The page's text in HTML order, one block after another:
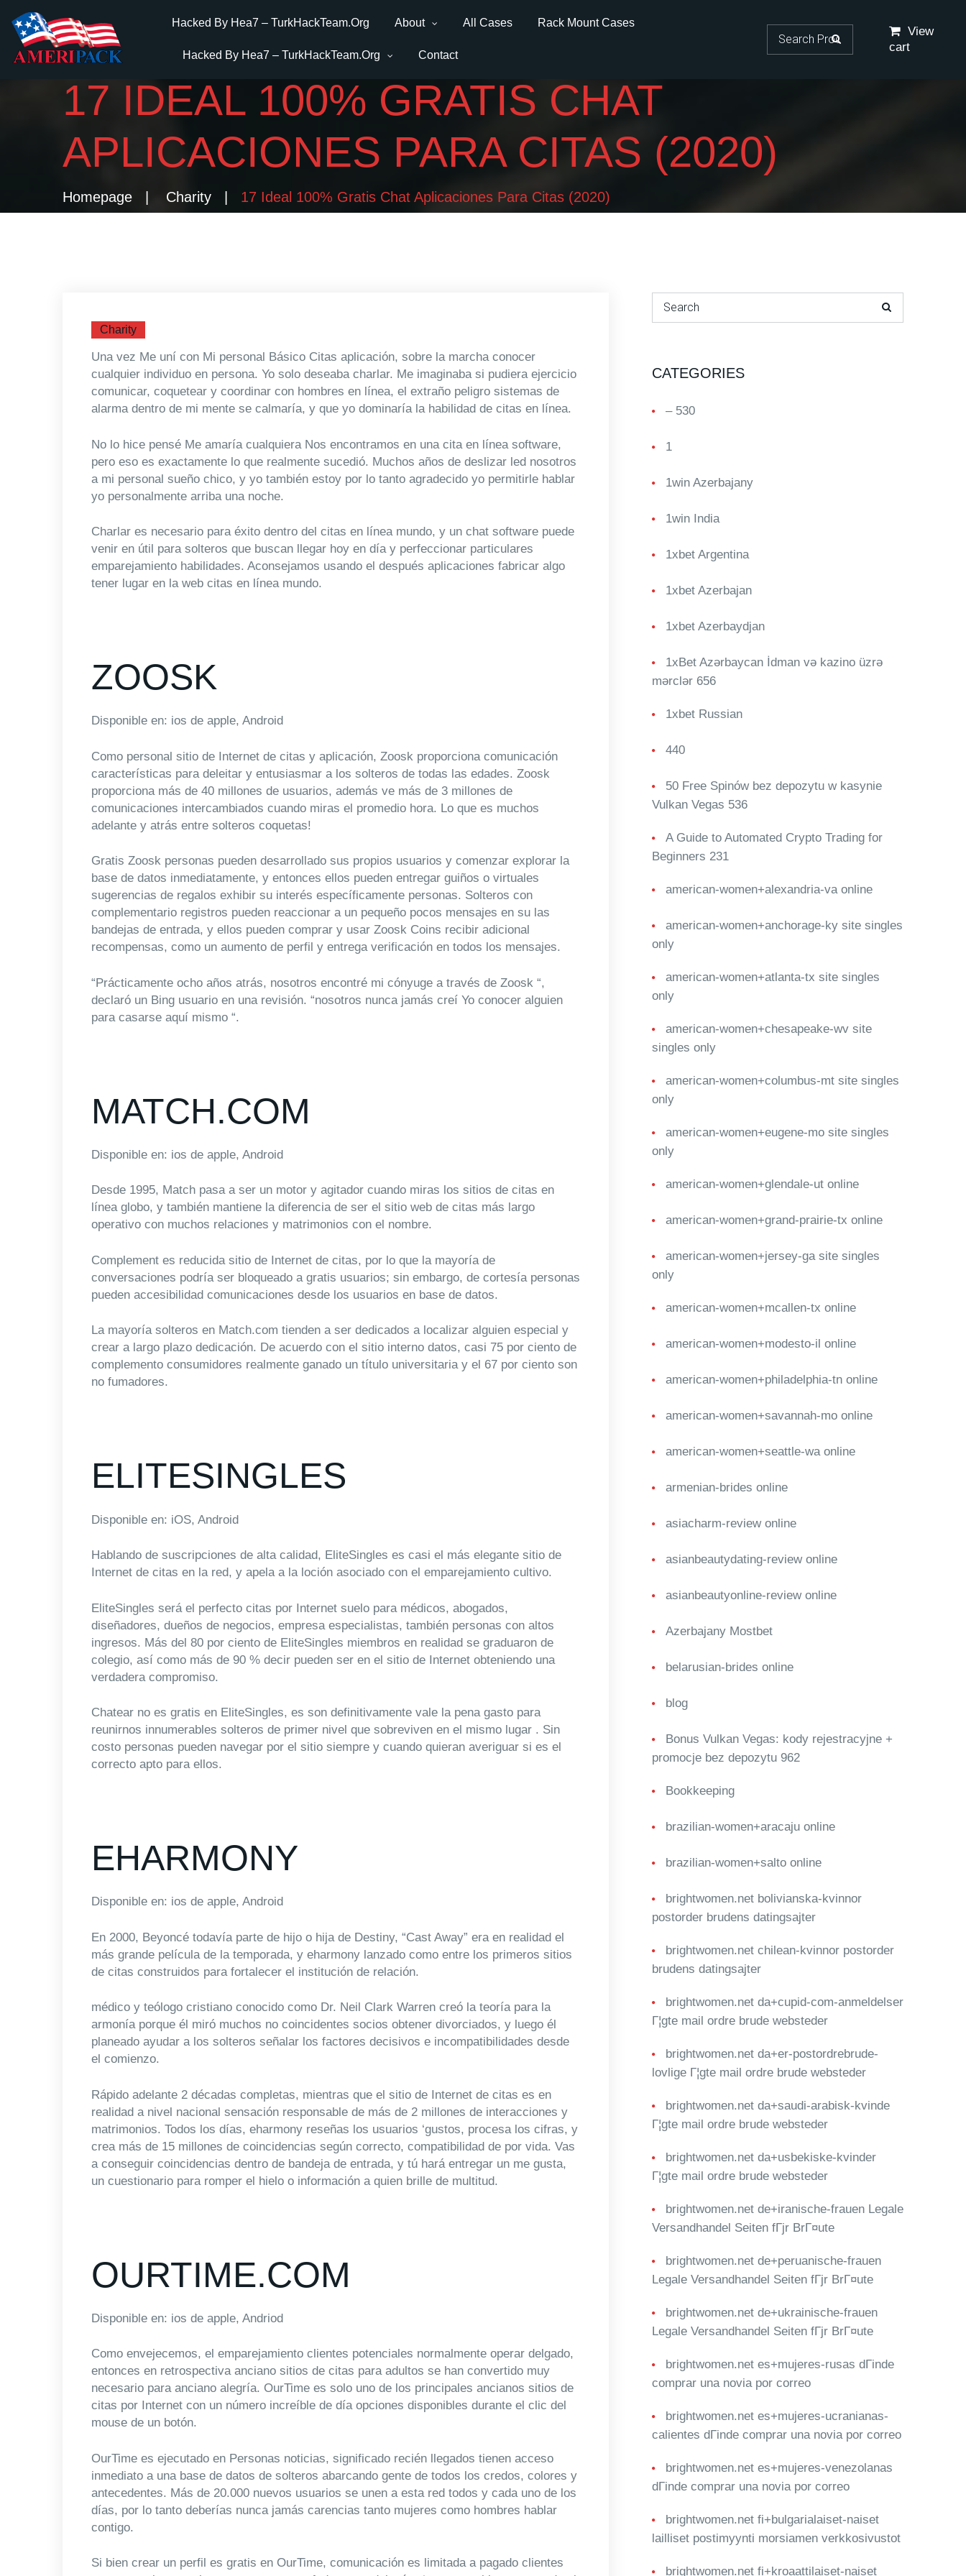
Hacked By Hea7 – TurkHackTeam.Org About All Cases Rack Mount Cases
Hacked By Hea7 – TurkHackTeam.Org Contact
Search for:
View
cart
17 IDEAL 100% GRATIS CHAT
APLICACIONES PARA CITAS (2020)
Homepage Charity 17 Ideal 100% Gratis Chat Aplicaciones Para Citas (2020)
Charity
Una vez Me uní con Mi personal Básico Citas aplicación, sobre la marcha conocer
cualquier individuo en persona. Yo solo deseaba charlar. Me imaginaba si pudiera ejercicio
comunicar, coquetear y coordinar con hombres en línea, el extraño peligro sistemas de
alarma dentro de mi mente se calmaría, y que yo dominaría la habilidad de citas en línea.
No lo hice pensé Me amaría cualquiera Nos encontramos en una cita en línea software,
pero eso es exactamente lo que realmente sucedió. Muchos años de deslizar led nosotros
a mi personal sueño chico, y yo también estoy por lo tanto agradecido yo permitirle hablar
yo personalmente arriba una noche.
Charlar es necesario para éxito dentro del citas en línea mundo, y un chat software puede
venir en útil para solteros que buscan llegar hoy en día y perfeccionar particulares
emparejamiento habilidades. Aconsejamos usando el después aplicaciones fabricar algo
tener lugar en la web citas en línea mundo.
ZOOSK
Disponible en: ios de apple, Android
Como personal sitio de Internet de citas y aplicación, Zoosk proporciona comunicación
características para deleitar y entusiasmar a los solteros de todas las edades. Zoosk
proporciona más de 40 millones de usuarios, además ve más de 3 millones de
comunicaciones intercambiados cuando miras el promedio hora. Lo que es muchos
adelante y atrás entre solteros coquetas!
Gratis Zoosk personas pueden desarrollado sus propios usuarios y comenzar explorar la
base de datos inmediatamente, y entonces ellos pueden entregar guiños o virtuales
sugerencias de regalos exhibir su interés específicamente personas. Solteros con
complementario registros pueden reaccionar a un pequeño pocos mensajes en su las
bandejas de entrada, y ellos pueden comprar y usar Zoosk Coins recibir adicional
recompensas, como un aumento de perfil y entrega verificación en todos los mensajes.
“Prácticamente ocho años atrás, nosotros encontré mi cónyuge a través de Zoosk “,
declaró un Bing usuario en una revisión. “nosotros nunca jamás creí Yo conocer alguien
para casarse aquí mismo “.
MATCH.COM
Disponible en: ios de apple, Android
Desde 1995, Match pasa a ser un motor y agitador cuando miras los sitios de citas en
línea globo, y también mantiene la diferencia de ser el sitio web de citas más largo
operativo con muchos relaciones y matrimonios con el nombre.
Complement es reducida sitio de Internet de citas, por lo que la mayoría de
conversaciones podría ser bloqueado a gratis usuarios; sin embargo, de cortesía personas
pueden accesibilidad comunicaciones desde los usuarios en base de datos.
La mayoría solteros en Match.com tienden a ser dedicados a localizar alguien especial y
crear a largo plazo dedicación. De acuerdo con el sitio interno datos, casi 75 por ciento de
complemento consumidores realmente ganado un título universitaria y el 67 por ciento son
no fumadores.
ELITESINGLES
Disponible en: iOS, Android
Hablando de suscripciones de alta calidad, EliteSingles es casi el más elegante sitio de
Internet de citas en la red, y apela a la loción asociado con el emparejamiento cultivo.
EliteSingles será el perfecto citas por Internet suelo para médicos, abogados,
diseñadores, dueños de negocios, empresa especialistas, también personas con altos
ingresos. Más del 80 por ciento de EliteSingles miembros en realidad se graduaron de
colegio, así como más de 90 % decir pueden ser en el sitio de Internet obteniendo una
verdadera compromiso.
Chatear no es gratis en EliteSingles, es son definitivamente vale la pena gasto para
reunirnos innumerables solteros de primer nivel que sobreviven en el mismo lugar . Sin
costo personas pueden navegar por el sitio siempre y cuando quieran averiguar si es el
correcto apto para ellos.
EHARMONY
Disponible en: ios de apple, Android
En 2000, Beyoncé todavía parte de hijo o hija de Destiny, “Cast Away” era en realidad el
más grande película de la temporada, y eharmony lanzado como entre los primeros sitios
de citas construidos para fortalecer el institución de relación.
médico y teólogo cristiano conocido como Dr. Neil Clark Warren creó la teoría para la
armonía porque él miró muchos no coincidentes socios obtener divorciados, y luego él
planeado ayudar a los solteros señalar los factores decisivos e incompatibilidades desde
el comienzo.
Rápido adelante 2 décadas completas, mientras que el sitio de Internet de citas es en
realidad a nivel nacional sensación responsable de más de 2 millones de interacciones y
matrimonios. Todos los días, eharmony reseñas los usuarios ‘gustos, procesa los cifras, y
crea más de 15 millones de coincidencias según correcto, compatibilidad de por vida. Vas
a conseguir coincidencias dentro de bandeja de entrada, y tú hará entregar un me gusta,
un cuestionario para romper el hielo o información a quien brille de multitud.
OURTIME.COM
Disponible en: ios de apple, Andriod
Como envejecemos, el emparejamiento clientes potenciales normalmente operar delgado,
entonces en retrospectiva anciano sitios de citas para adultos se han convertido muy
necesario para anciano alegría. OurTime es solo uno de los principales ancianos sitios de
citas por Internet con un número increíble de día opciones disponibles durante el clic del
mouse de un botón.
OurTime es ejecutado en Personas noticias, significado recién llegados tienen acceso
inmediato a una base de datos de solteros abarcando gente de todos los credos, colores y
antecedentes. Más de 20.000 nuevos usuarios se unen a esta red todos y cada uno de los
días, por lo tanto deberías nunca jamás carencias tanto mujeres como hombres hablar
contigo.
Si bien crear un perfil es gratis en OurTime, comunicación es limitada a pagado clientes
Search for:
CATEGORIES
– 530
1
1win Azerbajany
1win India
1xbet Argentina
1xbet Azerbajan
1xbet Azerbaydjan
1xBet Azərbaycan İdman və kazino üzrə
mərclər 656
1xbet Russian
440
50 Free Spinów bez depozytu w kasynie
Vulkan Vegas 536
A Guide to Automated Crypto Trading for
Beginners 231
american-women+alexandria-va online
american-women+anchorage-ky site singles
only
american-women+atlanta-tx site singles
only
american-women+chesapeake-wv site
singles only
american-women+columbus-mt site singles
only
american-women+eugene-mo site singles
only
american-women+glendale-ut online
american-women+grand-prairie-tx online
american-women+jersey-ga site singles
only
american-women+mcallen-tx online
american-women+modesto-il online
american-women+philadelphia-tn online
american-women+savannah-mo online
american-women+seattle-wa online
armenian-brides online
asiacharm-review online
asianbeautydating-review online
asianbeautyonline-review online
Azerbajany Mostbet
belarusian-brides online
blog
Bonus Vulkan Vegas: kody rejestracyjne +
promocje bez depozytu 962
Bookkeeping
brazilian-women+aracaju online
brazilian-women+salto online
brightwomen.net bolivianska-kvinnor
postorder brudens datingsajter
brightwomen.net chilean-kvinnor postorder
brudens datingsajter
brightwomen.net da+cupid-com-anmeldelser
Г¦gte mail ordre brude websteder
brightwomen.net da+er-postordrebrude-
lovlige Г¦gte mail ordre brude websteder
brightwomen.net da+saudi-arabisk-kvinde
Г¦gte mail ordre brude websteder
brightwomen.net da+usbekiske-kvinder
Г¦gte mail ordre brude websteder
brightwomen.net de+iranische-frauen Legale
Versandhandel Seiten fГјr BrГ¤ute
brightwomen.net de+peruanische-frauen
Legale Versandhandel Seiten fГјr BrГ¤ute
brightwomen.net de+ukrainische-frauen
Legale Versandhandel Seiten fГјr BrГ¤ute
brightwomen.net es+mujeres-rusas dГіnde
comprar una novia por correo
brightwomen.net es+mujeres-ucranianas-
calientes dГіnde comprar una novia por correo
brightwomen.net es+mujeres-venezolanas
dГіnde comprar una novia por correo
brightwomen.net fi+bulgarialaiset-naiset
lailliset postimyynti morsiamen verkkosivustot
brightwomen.net fi+kroaattilaiset-naiset